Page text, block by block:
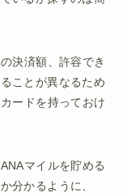
決済額、許容でき
ことが異なるため
ードを持っておけ
マイルを貯める
分かるように、